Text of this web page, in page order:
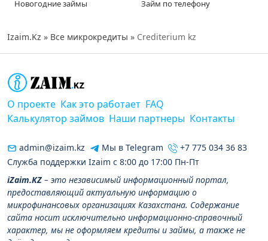
Новогодние займы
Займ по телефону
Izaim.Kz » Все микрокредиты » Crediterium kz
О проекте Как это работает FAQ
Калькулятор займов Наши партнеры Контакты
admin@izaim.kz Мы в Telegram
+7 775 034 36 83
Служба поддержки Izaim с 8:00 до 17:00 Пн-Пт
iZaim.KZ – это независимый информационный портал,
предоставляющий актуальную информацию о
микрофинансовых организациях Казахстана. Содержание
сайта носит исключительно информационно-справочный
характер, мы не оформляем кредиты и займы, а также не